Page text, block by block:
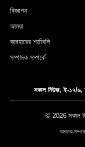
বিজ্ঞাপন
আমরা
ব্যবহারের শর্তাবলি
সম্পাদক সম্পর্কে
সকাল নিউজ, ই-১৭/৬,
© 2026 সকাল
আমাদের সম্পর্কে